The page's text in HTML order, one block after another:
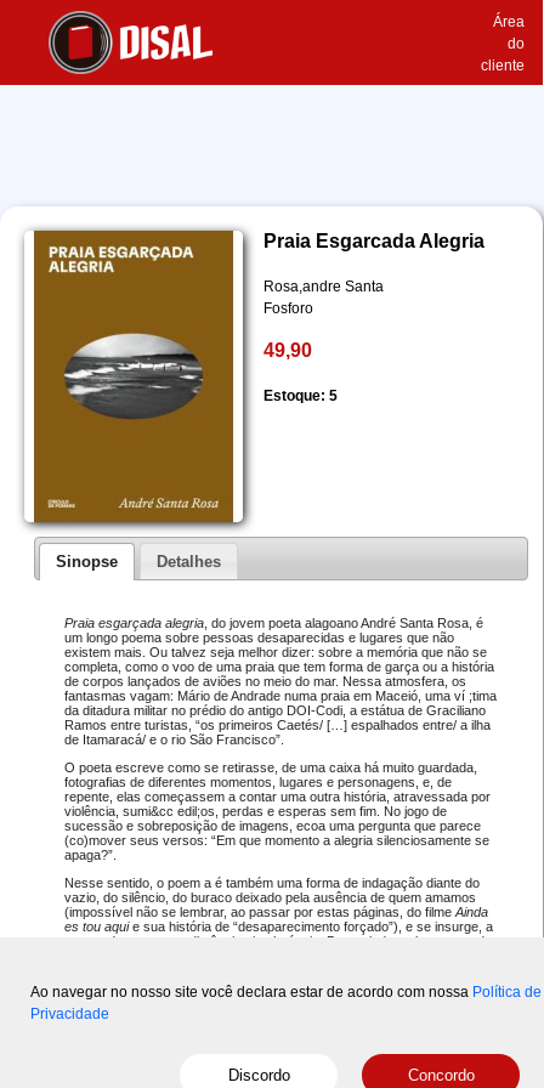
Área
do
cliente
Praia Esgarcada Alegria
Rosa,andre Santa
Fosforo
49,90
Estoque: 5
Sinopse Detalhes
Praia esgarçada alegria, do jovem poeta alagoano André Santa Rosa, é
um longo poema sobre pessoas desaparecidas e lugares que não
existem mais. Ou talvez seja melhor dizer: sobre a memória que não se
completa, como o voo de uma praia que tem forma de garça ou a história
de corpos lançados de aviões no meio do mar. Nessa atmosfera, os
fantasmas vagam: Mário de Andrade numa praia em Maceió, uma ví ;tima
da ditadura militar no prédio do antigo DOI-Codi, a estátua de Graciliano
Ramos entre turistas, “os primeiros Caetés/ […] espalhados entre/ a ilha
de Itamaracá/ e o rio São Francisco”.
O poeta escreve como se retirasse, de uma caixa há muito guardada,
fotografias de diferentes momentos, lugares e personagens, e, de
repente, elas começassem a contar uma outra história, atravessada por
violência, sumi&cc edil;os, perdas e esperas sem fim. No jogo de
sucessão e sobreposição de imagens, ecoa uma pergunta que parece
(co)mover seus versos: “Em que momento a alegria silenciosamente se
apaga?”.
Nesse sentido, o poem a é também uma forma de indagação diante do
vazio, do silêncio, do buraco deixado pela ausência de quem amamos
(impossível não se lembrar, ao passar por estas páginas, do filme Ainda
es tou aquie sua história de “desaparecimento forçado”), e se insurge, a
seu modo, contra as distâncias intoleráveis. De um lado, pela certeza de
Ao navegar no nosso site você declara estar de acordo com nossa Política de
Privacidade